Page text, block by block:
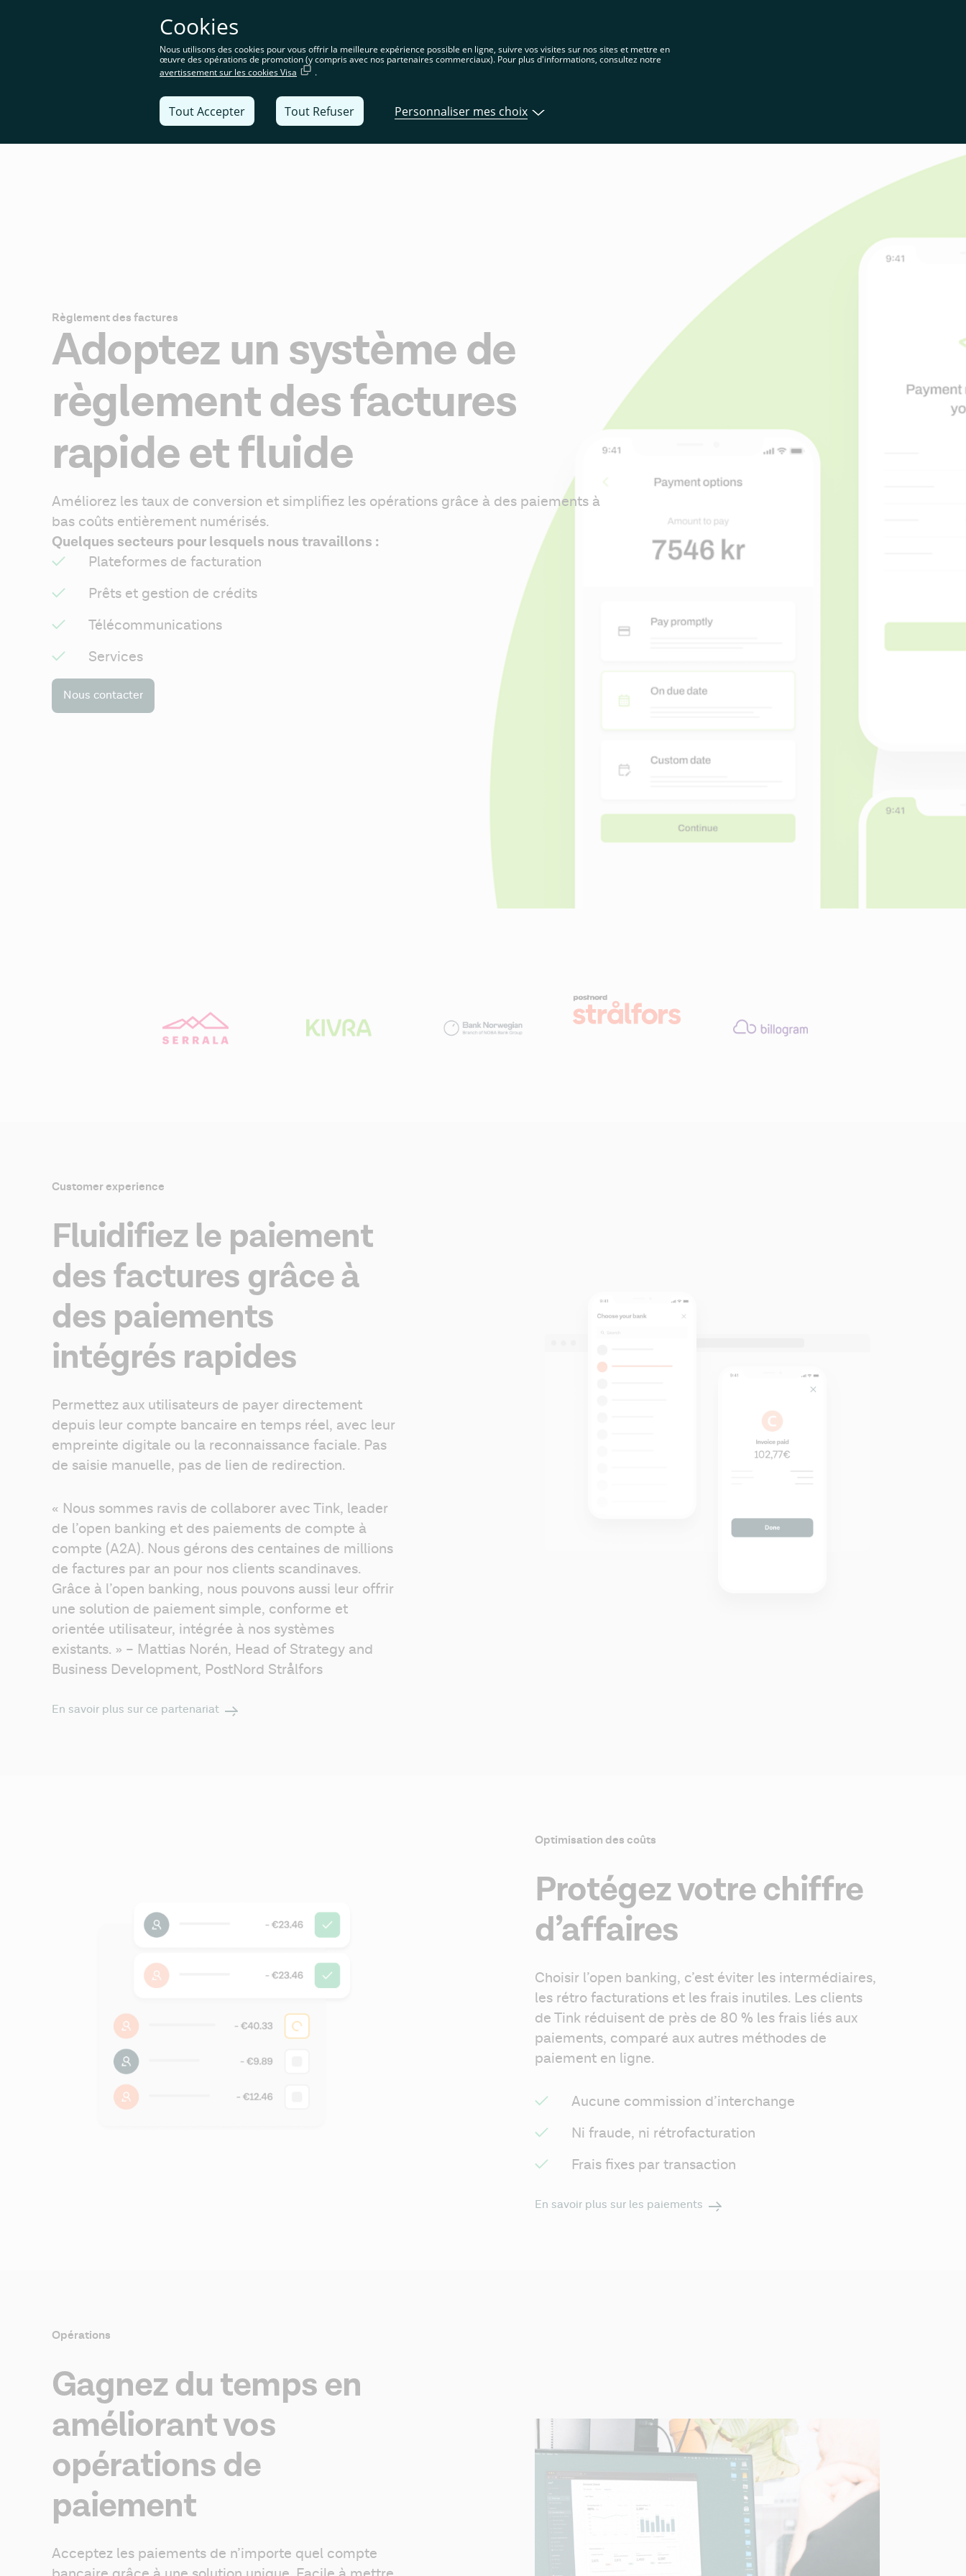
España
Solutions
Règlement des factures
Adoptez un système de
règlement des factures
rapide et fluide
Améliorez les taux de conversion et simplifiez les opérations grâce à des paiements à
bas coûts entièrement numérisés.
Quelques secteurs pour lesquels nous travaillons :
Plateformes de facturation
Prêts et gestion de crédits
Télécommunications
Services
Nous contacter
Customer experience
Fluidifiez le paiement
des factures grâce à
des paiements
intégrés rapides
Permettez aux utilisateurs de payer directement
depuis leur compte bancaire en temps réel, avec leur
empreinte digitale ou la reconnaissance faciale. Pas
de saisie manuelle, pas de lien de redirection.
« Nous sommes ravis de collaborer avec Tink, leader
de l’open banking et des paiements de compte à
compte (A2A). Nous gérons des centaines de millions
de factures par an pour nos clients scandinaves.
Grâce à l’open banking, nous pouvons aussi leur offrir
une solution de paiement simple, conforme et
orientée utilisateur, intégrée à nos systèmes
existants. » – Mattias Norén, Head of Strategy and
Business Development, PostNord Strålfors
En savoir plus sur ce partenariat
Optimisation des coûts
Protégez votre chiffre
d’affaires
Choisir l’open banking, c’est éviter les intermédiaires,
les rétro facturations et les frais inutiles. Les clients
de Tink réduisent de près de 80 % les frais liés aux
paiements, comparé aux autres méthodes de
paiement en ligne.
Aucune commission d’interchange
Ni fraude, ni rétrofacturation
Frais fixes par transaction
En savoir plus sur les paiements
Opérations
Gagnez du temps en
améliorant vos
opérations de
paiement
Acceptez les paiements de n’importe quel compte
Cookies
Nous utilisons des cookies pour vous offrir la meilleure expérience possible en ligne, suivre vos visites sur nos sites et mettre en
œuvre des opérations de promotion (y compris avec nos partenaires commerciaux). Pour plus d'informations, consultez notre
avertissement sur les cookies Visa
.
Tout Accepter Tout Refuser Personnaliser mes choix